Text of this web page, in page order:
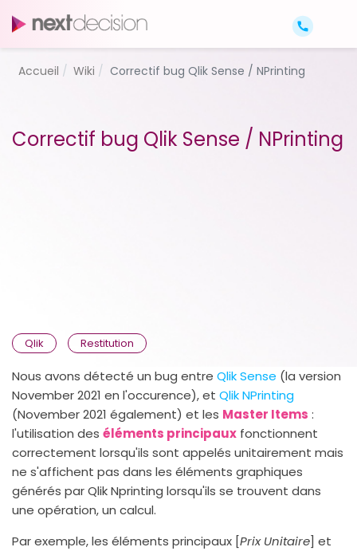
Accueil Wiki Correctif bug Qlik Sense / NPrinting
Correctif bug Qlik Sense / NPrinting
Qlik Restitution
Nous avons détecté un bug entre Qlik Sense (la version
November 2021 en l'occurence), et Qlik NPrinting
(November 2021 également) et les Master Items :
l'utilisation des éléments principaux fonctionnent
correctement lorsqu'ils sont appelés unitairement mais
ne s'affichent pas dans les éléments graphiques
générés par Qlik Nprinting lorsqu'ils se trouvent dans
une opération, un calcul.
Par exemple, les éléments principaux [Prix Unitaire] et